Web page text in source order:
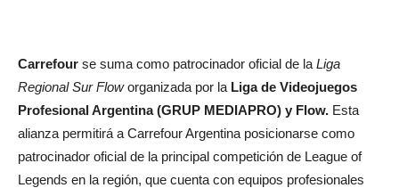
Carrefour se suma como patrocinador oficial de la Liga
Regional Sur Floworganizada por la Liga de Videojuegos
Profesional Argentina (GRUP MEDIAPRO) y Flow. Esta
alianza permitirá a Carrefour Argentina posicionarse como
patrocinador oficial de la principal competición de League of
Legends en la región, que cuenta con equipos profesionales